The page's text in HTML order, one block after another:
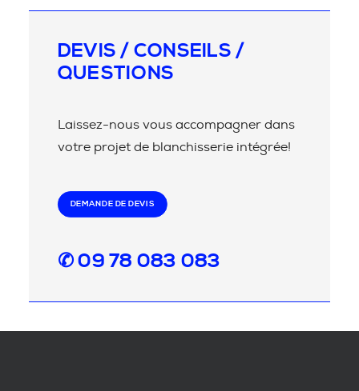
DEVIS / CONSEILS /
QUESTIONS
Laissez-nous vous accompagner dans
votre projet de blanchisserie intégrée!
DEMANDE DE DEVIS
✆ 09 78 083 083